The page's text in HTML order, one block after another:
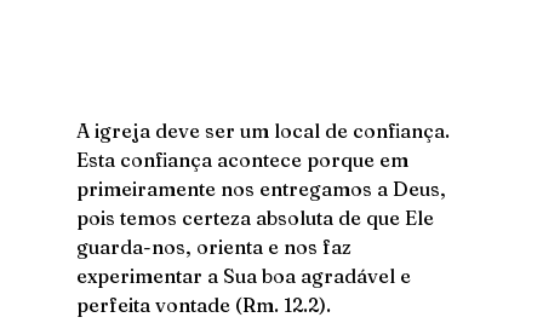
A igreja deve ser um local de confiança.
Esta confiança acontece porque em
primeiramente nos entregamos a Deus,
pois temos certeza absoluta de que Ele
guarda-nos, orienta e nos faz
experimentar a Sua boa agradável e
perfeita vontade (Rm. 12.2).